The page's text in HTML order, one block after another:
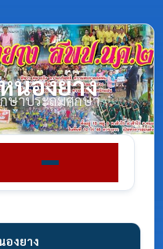
นองยาง
ษาประถมศึกษา
งยาง